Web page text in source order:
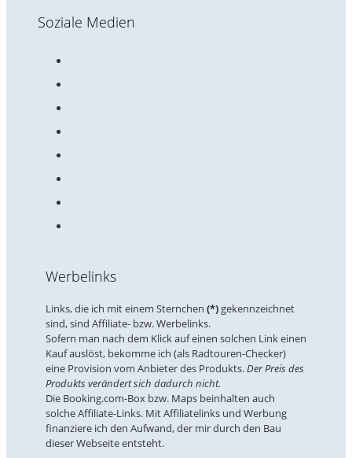
Soziale Medien
Werbelinks
Links, die ich mit einem Sternchen (*)gekennzeichnet
sind, sind Affiliate- bzw. Werbelinks.
Sofern man nach dem Klick auf einen solchen Link einen
Kauf auslöst, bekomme ich (als Radtouren-Checker)
eine Provision vom Anbieter des Produkts.Der Preis des
Produkts verändert sich dadurch nicht.
Die Booking.com-Box bzw. Maps beinhalten auch
solche Affiliate-Links. Mit Affiliatelinks und Werbung
finanziere ich den Aufwand, der mir durch den Bau
dieser Webseite entsteht.